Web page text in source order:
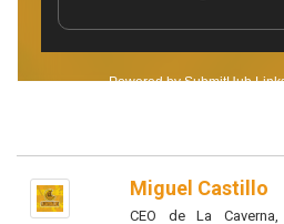
Miguel Castillo
CEO de La